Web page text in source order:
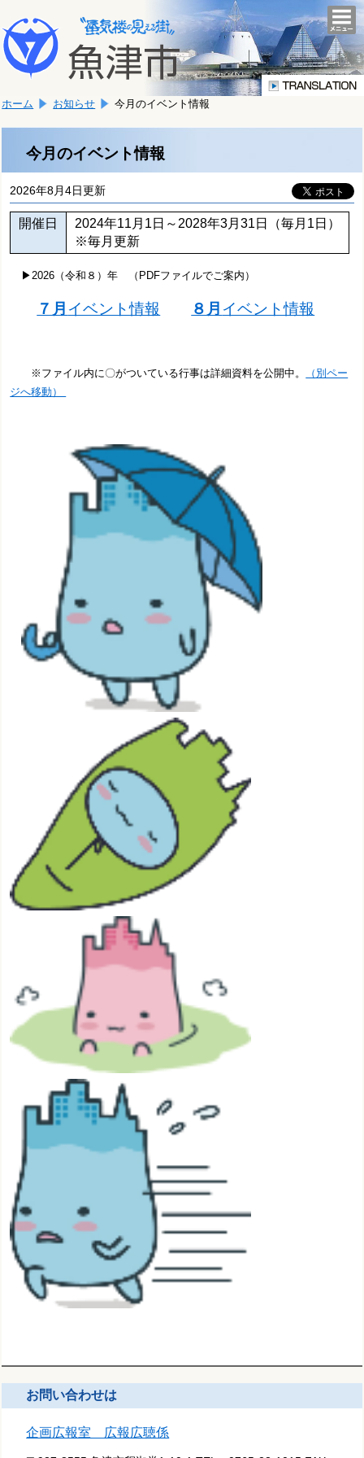
文
へ
移
ま
す。
こ
か
文
ホーム お知らせ 今月のイベント情報
今月のイベント情報
2026年8月4日更新
開催日
2024年11月1日～2028年3月31日（毎月1日）
※毎月更新
▶2026（令和８）年 （PDFファイルでご案内）
７月 イベント情報 ８月 イベント情報
※ファイル内に〇がついている行事は詳細資料を公開中。
（別ペー
ジへ移動）
お問い合わせは
企画広報室 広報広聴係